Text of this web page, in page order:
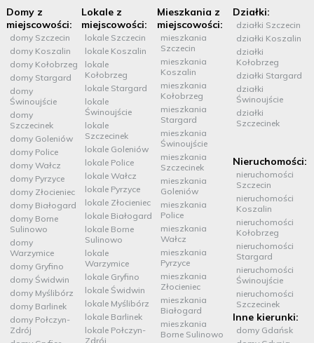
Domy z
miejscowości:
domy Szczecin
domy Koszalin
domy Kołobrzeg
domy Stargard
domy
Świnoujście
domy
Szczecinek
domy Goleniów
domy Police
domy Wałcz
domy Pyrzyce
domy Złocieniec
domy Białogard
domy Borne
Sulinowo
domy
Warzymice
domy Gryfino
domy Świdwin
domy Myślibórz
domy Barlinek
domy Połczyn-
Zdrój
Lokale z
miejscowości:
lokale Szczecin
lokale Koszalin
lokale
Kołobrzeg
lokale Stargard
lokale
Świnoujście
lokale
Szczecinek
lokale Goleniów
lokale Police
lokale Wałcz
lokale Pyrzyce
lokale Złocieniec
lokale Białogard
lokale Borne
Sulinowo
lokale
Warzymice
lokale Gryfino
lokale Świdwin
lokale Myślibórz
lokale Barlinek
lokale Połczyn-
Zdrój
Mieszkania z
miejscowości:
mieszkania
Szczecin
mieszkania
Koszalin
mieszkania
Kołobrzeg
mieszkania
Stargard
mieszkania
Świnoujście
mieszkania
Szczecinek
mieszkania
Goleniów
mieszkania
Police
mieszkania
Wałcz
mieszkania
Pyrzyce
mieszkania
Złocieniec
mieszkania
Białogard
mieszkania
Borne Sulinowo
Działki:
działki Szczecin
działki Koszalin
działki
Kołobrzeg
działki Stargard
działki
Świnoujście
działki
Szczecinek
Nieruchomości:
nieruchomości
Szczecin
nieruchomości
Koszalin
nieruchomości
Kołobrzeg
nieruchomości
Stargard
nieruchomości
Świnoujście
nieruchomości
Szczecinek
Inne kierunki:
domy Gdańsk